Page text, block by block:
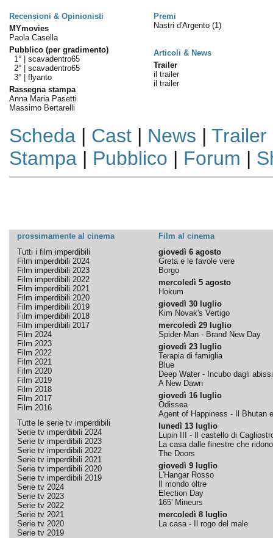
Recensioni & Opinionisti
Premi
MYmovies
Paola Casella
Pubblico (per gradimento)
1° | scavadentro65
2° | scavadentro65
3° | flyanto
Rassegna stampa
Anna Maria Pasetti
Massimo Bertarelli
Nastri d'Argento (1)
Articoli & News
Trailer
il trailer
il trailer
Scheda| Cast| News | Trailer
Stampa| Pubblico | Forum |
prossimamente al cinema
Film al cinema
Tutti i film imperdibili
Film imperdibili 2024
Film imperdibili 2023
Film imperdibili 2022
Film imperdibili 2021
Film imperdibili 2020
Film imperdibili 2019
Film imperdibili 2018
Film imperdibili 2017
Film 2024
Film 2023
Film 2022
Film 2021
Film 2020
Film 2019
Film 2018
Film 2017
Film 2016
Tutte le serie tv imperdibili
Serie tv imperdibili 2024
Serie tv imperdibili 2023
Serie tv imperdibili 2022
Serie tv imperdibili 2021
Serie tv imperdibili 2020
Serie tv imperdibili 2019
Serie tv 2024
Serie tv 2023
Serie tv 2022
Serie tv 2021
Serie tv 2020
Serie tv 2019
giovedì 6 agosto
Greta e le favole vere
Borgo
mercoledì 5 agosto
Hokum
giovedì 30 luglio
Kim Novak's Vertigo
mercoledì 29 luglio
Spider-Man - Brand New Day
giovedì 23 luglio
Terapia di famiglia
Blue
Deep Water - Incubo dagli abissi
A New Dawn
giovedì 16 luglio
Odissea
Agent of Happiness - Il Bhutan
lunedì 13 luglio
Lupin III - Il castello di
La casa dalle finestre che ridono
The Doors
giovedì 9 luglio
L'Hangar Rosso
Il mondo oltre
Election Day
165' Mineurs
mercoledì 8 luglio
La casa - Il rogo del male